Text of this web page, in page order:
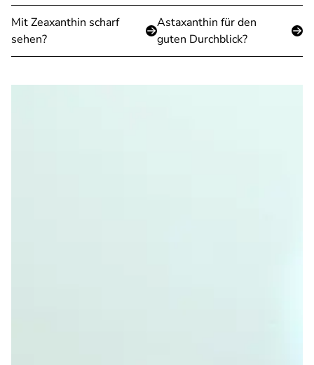
Mit Zeaxanthin scharf
sehen?
Astaxanthin für den
guten Durchblick?